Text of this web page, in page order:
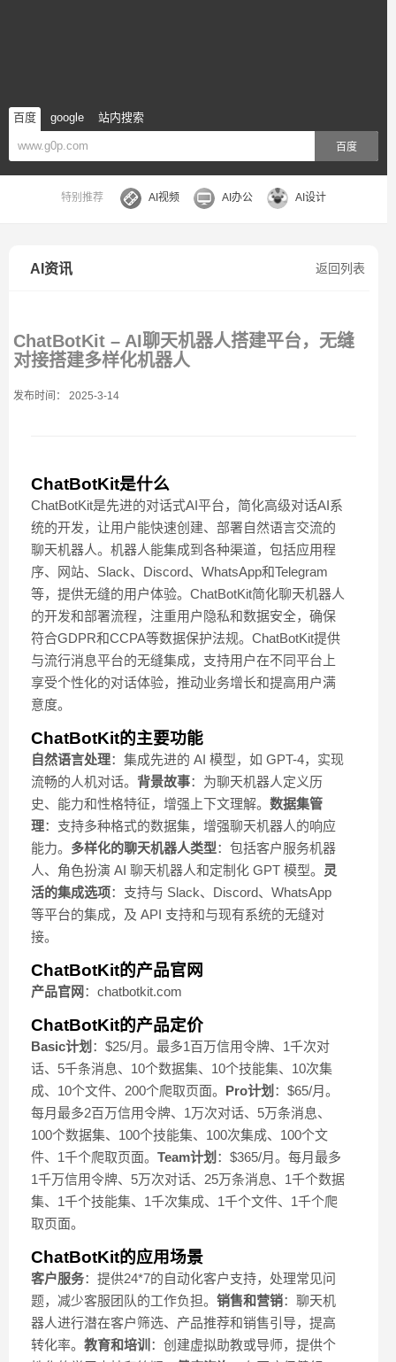
百度 google 站内搜索
百度
特别推荐 AI视频 AI办公 AI设计
返回列表
AI资讯
ChatBotKit – AI聊天机器人搭建平台，无缝
对接搭建多样化机器人
发布时间： 2025-3-14
ChatBotKit是什么
ChatBotKit是先进的对话式AI平台，简化高级对话AI系
统的开发，让用户能快速创建、部署自然语言交流的
聊天机器人。机器人能集成到各种渠道，包括应用程
序、网站、Slack、Discord、WhatsApp和Telegram
等，提供无缝的用户体验。ChatBotKit简化聊天机器人
的开发和部署流程，注重用户隐私和数据安全，确保
符合GDPR和CCPA等数据保护法规。ChatBotKit提供
与流行消息平台的无缝集成，支持用户在不同平台上
享受个性化的对话体验，推动业务增长和提高用户满
意度。
ChatBotKit的主要功能
自然语言处理：集成先进的 AI 模型，如 GPT-4，实现
流畅的人机对话。 背景故事：为聊天机器人定义历
史、能力和性格特征，增强上下文理解。 数据集管
理：支持多种格式的数据集，增强聊天机器人的响应
能力。 多样化的聊天机器人类型：包括客户服务机器
人、角色扮演 AI 聊天机器人和定制化 GPT 模型。 灵
活的集成选项：支持与 Slack、Discord、WhatsApp
等平台的集成，及 API 支持和与现有系统的无缝对
接。
ChatBotKit的产品官网
产品官网 ：chatbotkit.com
ChatBotKit的产品定价
Basic计划 ：$25/月。最多1百万信用令牌、1千次对
话、5千条消息、10个数据集、10个技能集、10次集
成、10个文件、200个爬取页面。 Pro计划 ：$65/月。
每月最多2百万信用令牌、1万次对话、5万条消息、
100个数据集、100个技能集、100次集成、100个文
件、1千个爬取页面。 Team计划 ：$365/月。每月最多
1千万信用令牌、5万次对话、25万条消息、1千个数据
集、1千个技能集、1千次集成、1千个文件、1千个爬
取页面。
ChatBotKit的应用场景
客户服务：提供24*7的自动化客户支持，处理常见问
题，减少客服团队的工作负担。 销售和营销：聊天机
器人进行潜在客户筛选、产品推荐和销售引导，提高
转化率。 教育和培训 ：创建虚拟助教或导师，提供个